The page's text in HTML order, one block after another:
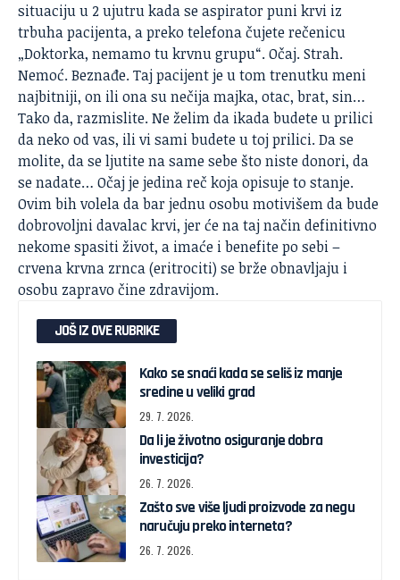
situaciju u 2 ujutru kada se aspirator puni krvi iz
trbuha pacijenta, a preko telefona čujete rečenicu
„Doktorka, nemamo tu krvnu grupu“. Očaj. Strah.
Nemoć. Beznađe. Taj pacijent je u tom trenutku meni
najbitniji, on ili ona su nečija majka, otac, brat, sin…
Tako da, razmislite. Ne želim da ikada budete u prilici
da neko od vas, ili vi sami budete u toj prilici. Da se
molite, da se ljutite na same sebe što niste donori, da
se nadate… Očaj je jedina reč koja opisuje to stanje.
Ovim bih volela da bar jednu osobu motivišem da bude
dobrovoljni davalac krvi, jer će na taj način definitivno
nekome spasiti život, a imaće i benefite po sebi –
crvena krvna zrnca (eritrociti) se brže obnavljaju i
osobu zapravo čine zdravijom.
JOŠ IZ OVE RUBRIKE
Kako se snaći kada se seliš iz manje
sredine u veliki grad
29. 7. 2026.
Da li je životno osiguranje dobra
investicija?
26. 7. 2026.
Zašto sve više ljudi proizvode za negu
naručuju preko interneta?
26. 7. 2026.